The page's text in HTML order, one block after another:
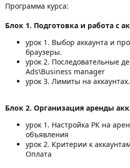
Программа курса:
Блок 1. Подготовка и работа с
урок 1. Выбор аккаунта и
браузеры.
урок 2. Последовательные
Ads\Business manager
урок 3. Лимиты на
Блок 2. Организация аренды
урок 1. Настройка РК на
объявления
урок 2. Критерии к
Оплата